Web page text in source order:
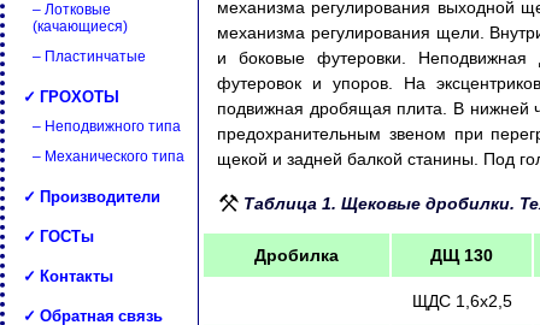
– Лотковые
(качающиеся)
– Пластинчатые
✓ ГРОХОТЫ
– Неподвижного типа
– Механического типа
✓ Производители
✓ ГОСТы
✓ Контакты
✓ Обратная связь
механизма регулирования выходной
механизма регулирования щели.
и боковые футеровки.
футеровок и упоров. На
подвижная дробящая плита. В нижней
предохранительным звеном при
щекой и задней балкой станины. Под
Таблица 1. Щековые дробилки.
Дробилка ДЩ 130
ЩДС 1,6х2,5